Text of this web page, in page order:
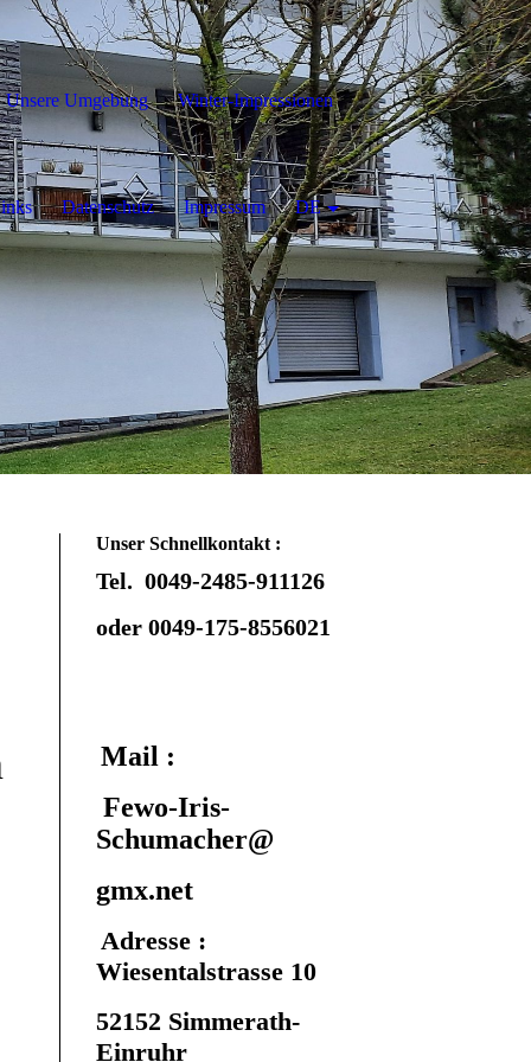
Unser Schnellkontakt :
Tel. 0049-2485-911126
oder 0049-175-8556021
Mail :
Fewo-Iris-
Schumacher@
gmx.net
Adresse :
Wiesentalstrasse 10
52152 Simmerath-
Einruhr
Unsere Umgebung Winter-Impressionen
Datenschutz Impressum DE